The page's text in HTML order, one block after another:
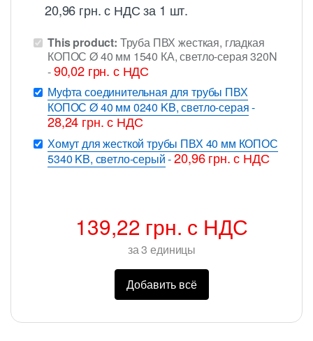
20,96 грн.с НДС за 1 шт.
This product: Труба ПВХ жесткая, гладкая
КОПОС Ø 40 мм 1540 КА, светло-серая 320N
-90,02 грн. с НДС
Муфта соединительная для трубы ПВХ
КОПОС Ø 40 мм 0240 KB, светло-серая-
28,24грн.с НДС
Хомут для жесткой трубы ПВХ 40 мм КОПОС
5340 KB, светло-серый-20,96грн.с НДС
139,22 грн. с НДС
за3 единицы
Добавить всё